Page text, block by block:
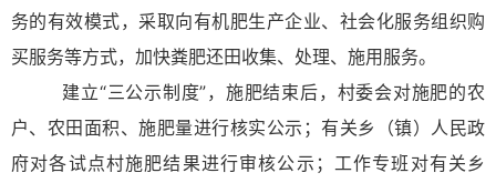
务的有效模式，采取向有机肥生产企业、社会化服务组织购
买服务等方式，加快粪肥还田收集、处理、施用服务。
建立“三公示制度”，施肥结束后，村委会对施肥的农
户、农田面积、施肥量进行核实公示；有关乡（镇）人民政
府对各试点村施肥结果进行审核公示；工作专班对有关乡